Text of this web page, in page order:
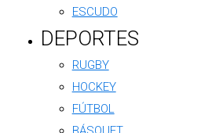
ESCUDO
DEPORTES
RUGBY
HOCKEY
FÚTBOL
Descripción
Llevá la pasión del Foot Ball
Argentino en tu espalda
con diseño exclusivo,
¡Ideal para hinchas y jugadores!